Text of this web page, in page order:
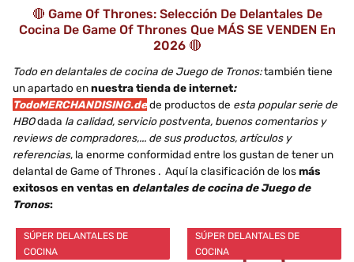
🔴 Game Of Thrones: Selección De Delantales De
Cocina De Game Of Thrones Que MÁS SE VENDEN En
2026 🔴
Todo en delantales de cocina de Juego de Tronos:también tiene
un apartado ennuestra tienda de internet:
TodoMERCHANDISING.dede productos de esta popular serie de
HBOdada la calidad, servicio postventa, buenos comentarios y
reviews de compradores,... de sus productos, artículos y
referencias, la enorme conformidad entre los gustan de tener un
delantal de Game of Thrones . Aquí la clasificación de losmás
exitosos en ventas en delantales de cocina de Juego de
Tronos:
SÚPER DELANTALES DE
COCINA
SÚPER DELANTALES DE
COCINA